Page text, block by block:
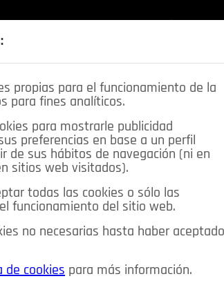
OPINIÓN IN SALUD 🔴 EN DIRECTO
propias para el funcionamiento de la
para fines analíticos.
para mostrarle publicidad
preferencias en base a un perfil
de sus hábitos de navegación (ni en
sitios web visitados).
todas las cookies o sólo las
funcionamiento del sitio web.
no necesarias hasta haber aceptado
de cookies para más información.